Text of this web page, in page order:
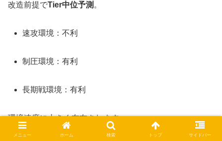
改造前提でTier中位予測 。
速攻環境：不利
制圧環境：有利
長期戦環境：有利
環境速度に大きく左右されます。
メニュー ホーム 検索 トップ サイドバー